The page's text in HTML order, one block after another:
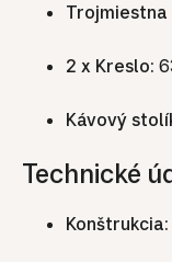
Trojmiestna
2 x Kreslo:
Kávový
Technické
Konštrukcia: